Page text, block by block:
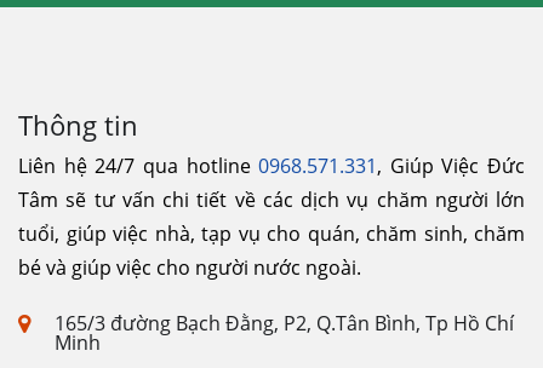
Thông tin
Liên hệ 24/7 qua hotline0968.571.331, Giúp Việc Đức
Tâm sẽ tư vấn chi tiết về các dịch vụ chăm người lớn
tuổi, giúp việc nhà, tạp vụ cho quán, chăm sinh, chăm
bé và giúp việc cho người nước ngoài.
165/3 đường Bạch Đằng, P2, Q.Tân Bình, Tp Hồ Chí
Minh